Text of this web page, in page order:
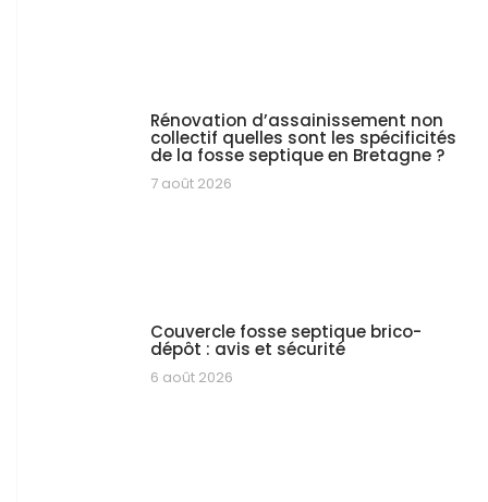
Rénovation d’assainissement non
collectif quelles sont les spécificités
de la fosse septique en Bretagne ?
7 août 2026
Couvercle fosse septique brico-
dépôt : avis et sécurité
6 août 2026